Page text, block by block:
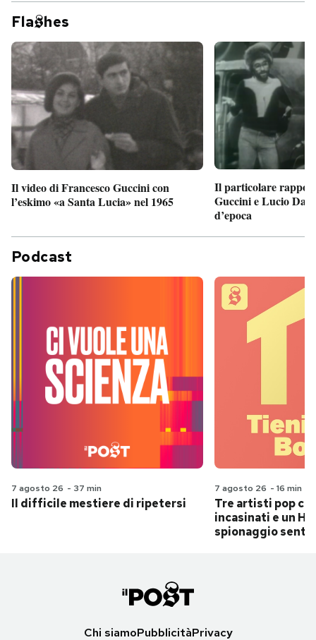
Fla hes
Il video di Francesco Guccini con
l’eskimo «a Santa Lucia» nel 1965
Il particolare
Guccini e Lucio
d’epoca
Podcast
7 agosto 26 - 37 min
Il difficile mestiere di ripetersi
7 agosto 26 - 16 min
Tre artisti pop
incasinati e un
spionaggio
Chi siamoPubblicitàPrivacy